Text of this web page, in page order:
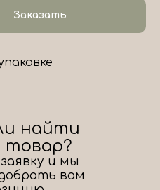
Заказать
найти
товар?
и мы
вам